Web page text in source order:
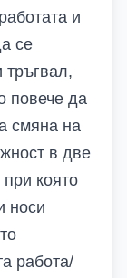
и
се
повече да
смяна на
в две
която
носи
работа/